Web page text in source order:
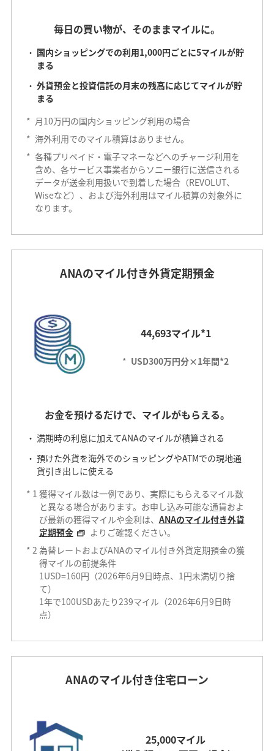
毎日の買い物が、そのままマイルに。
国内ショッピングでの利用1,000円ごとに5マイルが貯
まる
外貨預金と投資信託の月末の残高に応じてマイルが貯
まる
* 月10万円の国内ショッピング利用の場合
* 海外利用でのマイル積算はありません。
* 各種プリペイド・電子マネーなどへのチャージ利用を
含め、各サービス事業者からソニー銀行に送信される
データが送金利用扱いで到着した場合（REVOLUT、
Wiseなど）、および海外利用はマイル積算の対象外に
なります。
ANAのマイル付き外貨定期預金
44,693マイル*1
* USD300万円分×1年間*2
お金を預けるだけで、マイルがもらえる。
満期時の利息に加えてANAのマイルが積算される
預けた外貨を海外でのショッピングやATMでの現地通
貨引き出しに使える
* 1 獲得マイル数は一例であり、実際にもらえるマイル数
と異なる場合があります。お申し込み可能な通貨およ
び最新の獲得マイルや金利は、 ANAのマイル付き外貨
定期預金
よりご確認ください。
* 2 為替レートおよびANAのマイル付き外貨定期預金の獲
得マイルの前提条件
1USD=160円（2026年6月9日時点、1円未満切り捨
て）
1年で100USDあたり239マイル（2026年6月9日時
点）
ANAのマイル付き住宅ローン
25,000マイル